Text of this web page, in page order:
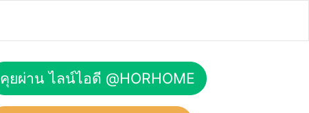
คุยผ่าน ไลน์ไอดี @HORHOME